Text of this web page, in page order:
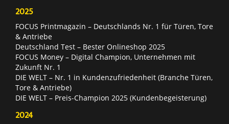
2025
FOCUS Printmagazin – Deutschlands Nr. 1 für Türen, Tore
& Antriebe
Deutschland Test – Bester Onlineshop 2025
FOCUS Money – Digital Champion, Unternehmen mit
Zukunft Nr. 1
DIE WELT – Nr. 1 in Kundenzufriedenheit (Branche Türen,
Tore & Antriebe)
DIE WELT – Preis-Champion 2025 (Kundenbegeisterung)
2024